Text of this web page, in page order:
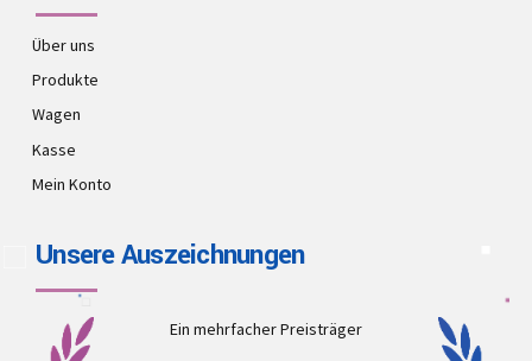
Über uns
Produkte
Wagen
Kasse
Mein Konto
Unsere Auszeichnungen
Ein mehrfacher Preisträger